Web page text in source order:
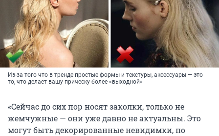
Из-за того что в тренде простые формы и текстуры, аксессуары — это
то, что делает вашу прическу более «выходной»
«Сейчас до сих пор носят заколки, только не
жемчужные — они уже давно не актуальны. Это
могут быть декорированные невидимки, по